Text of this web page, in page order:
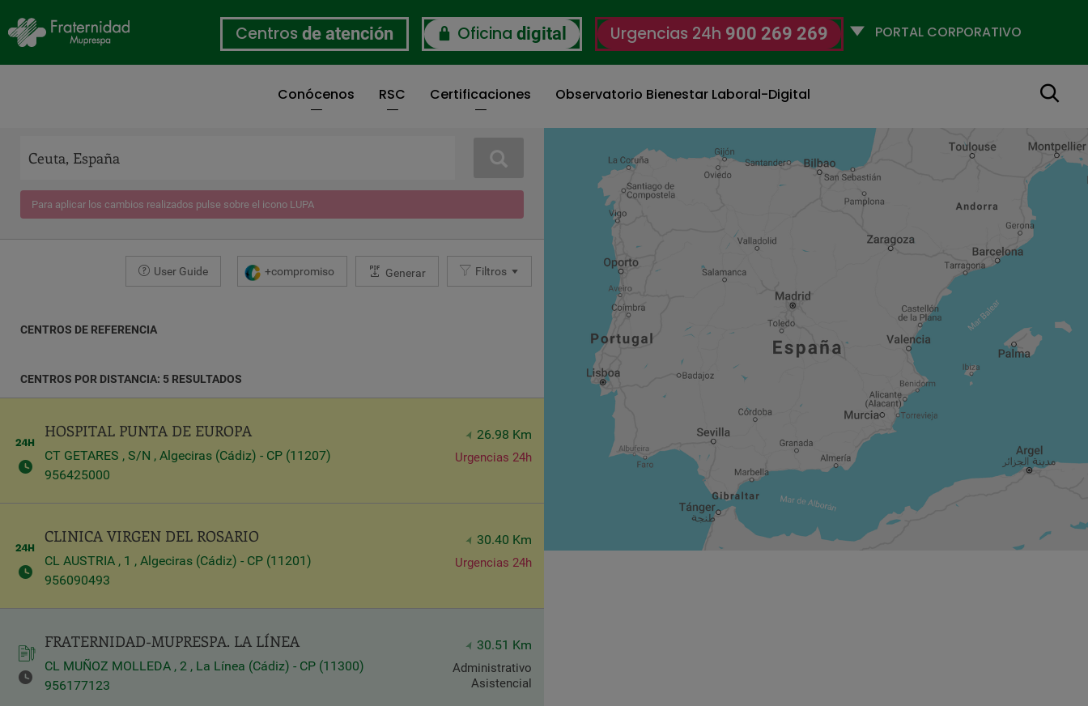
contenido
principal
Centros de atención Oficina digital Urgencias 24h 900 269 269
Selecciona
Conócenos RSC Certificaciones Observatorio Bienestar Laboral-Digital Buscar
Buscar
Para aplicar los cambios realizados pulse sobre el icono LUPA
Filtros
Generar
+compromiso
User Guide
Latitud
Longitud
Distancia
Distance
Servicios
CENTROS DE REFERENCIA
CENTROS POR DISTANCIA: 5 RESULTADOS
HOSPITAL PUNTA DE EUROPA
CT GETARES , S/N , Algeciras (Cádiz) - CP (11207)
956425000
26.98 Km
Urgencias 24h
CLINICA VIRGEN DEL ROSARIO
CL AUSTRIA , 1 , Algeciras (Cádiz) - CP (11201)
956090493
30.40 Km
Urgencias 24h
FRATERNIDAD-MUPRESPA. LA LÍNEA
CL MUÑOZ MOLLEDA , 2 , La Línea (Cádiz) - CP (11300)
956177123
30.51 Km
Administrativo
Asistencial